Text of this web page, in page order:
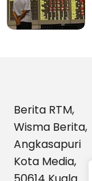
Berita RTM,
Wisma Berita,
Angkasapuri
Kota Media,